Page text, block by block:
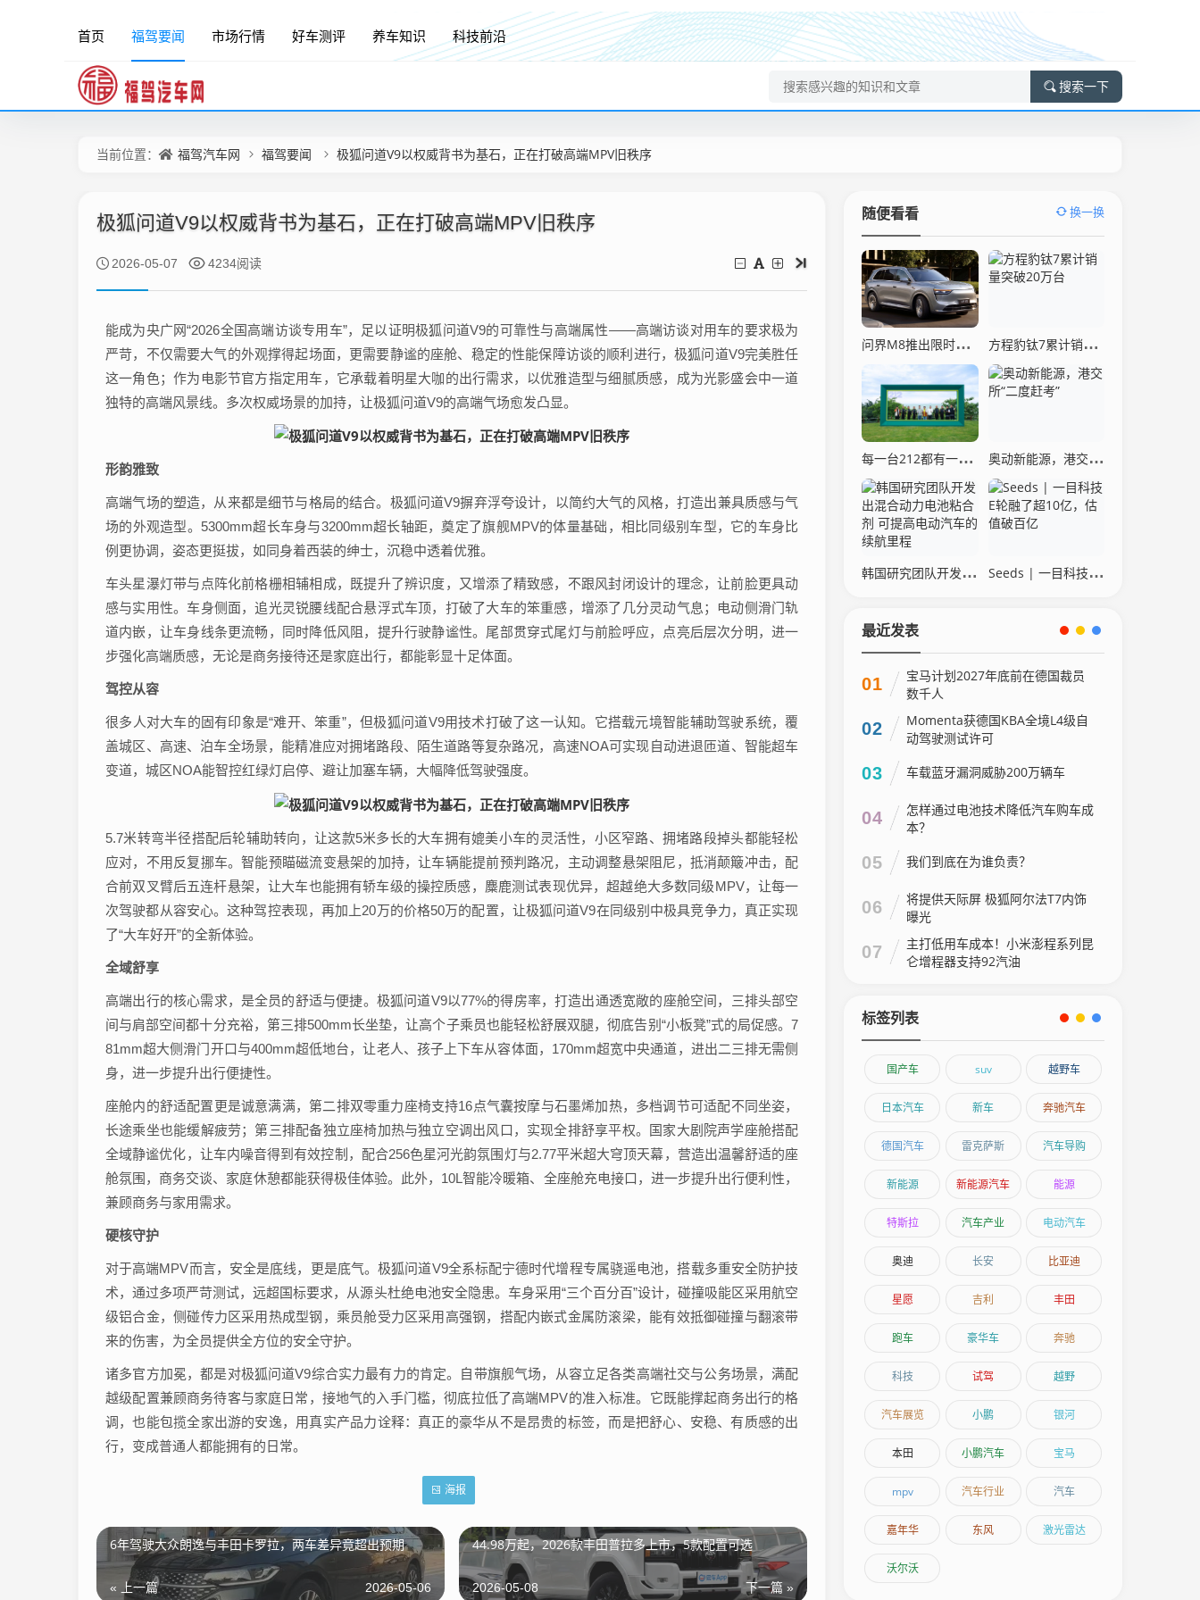
首页 福驾要闻 市场行情 好车测评 养车知识 科技前沿
搜索一下
当前位置： 福驾汽车网 福驾要闻 极狐问道V9以权威背书为基石，正在打破高端MPV旧秩序
极狐问道V9以权威背书为基石，正在打破高端MPV旧秩序
2026-05-07 4234阅读
能成为央广网“2026全国高端访谈专用车”，足以证明极狐问道V9的可靠性与高端属性——高端访谈对用车的要求极为
严苛，不仅需要大气的外观撑得起场面，更需要静谧的座舱、稳定的性能保障访谈的顺利进行，极狐问道V9完美胜任
这一角色；作为电影节官方指定用车，它承载着明星大咖的出行需求，以优雅造型与细腻质感，成为光影盛会中一道
独特的高端风景线。多次权威场景的加持，让极狐问道V9的高端气场愈发凸显。
形韵雅致
高端气场的塑造，从来都是细节与格局的结合。极狐问道V9摒弃浮夸设计，以简约大气的风格，打造出兼具质感与气
场的外观造型。5300mm超长车身与3200mm超长轴距，奠定了旗舰MPV的体量基础，相比同级别车型，它的车身比
例更协调，姿态更挺拔，如同身着西装的绅士，沉稳中透着优雅。
车头星瀑灯带与点阵化前格栅相辅相成，既提升了辨识度，又增添了精致感，不跟风封闭设计的理念，让前脸更具动
感与实用性。车身侧面，追光灵锐腰线配合悬浮式车顶，打破了大车的笨重感，增添了几分灵动气息；电动侧滑门轨
道内嵌，让车身线条更流畅，同时降低风阻，提升行驶静谧性。尾部贯穿式尾灯与前脸呼应，点亮后层次分明，进一
步强化高端质感，无论是商务接待还是家庭出行，都能彰显十足体面。
驾控从容
很多人对大车的固有印象是“难开、笨重”，但极狐问道V9用技术打破了这一认知。它搭载元境智能辅助驾驶系统，覆
盖城区、高速、泊车全场景，能精准应对拥堵路段、陌生道路等复杂路况，高速NOA可实现自动进退匝道、智能超车
变道，城区NOA能智控红绿灯启停、避让加塞车辆，大幅降低驾驶强度。
5.7米转弯半径搭配后轮辅助转向，让这款5米多长的大车拥有媲美小车的灵活性，小区窄路、拥堵路段掉头都能轻松
应对，不用反复挪车。智能预瞄磁流变悬架的加持，让车辆能提前预判路况，主动调整悬架阻尼，抵消颠簸冲击，配
合前双叉臂后五连杆悬架，让大车也能拥有轿车级的操控质感，麋鹿测试表现优异，超越绝大多数同级MPV，让每一
次驾驶都从容安心。这种驾控表现，再加上20万的价格50万的配置，让极狐问道V9在同级别中极具竞争力，真正实现
了“大车好开”的全新体验。
全域舒享
高端出行的核心需求，是全员的舒适与便捷。极狐问道V9以77%的得房率，打造出通透宽敞的座舱空间，三排头部空
间与肩部空间都十分充裕，第三排500mm长坐垫，让高个子乘员也能轻松舒展双腿，彻底告别“小板凳”式的局促感。7
81mm超大侧滑门开口与400mm超低地台，让老人、孩子上下车从容体面，170mm超宽中央通道，进出二三排无需侧
身，进一步提升出行便捷性。
座舱内的舒适配置更是诚意满满，第二排双零重力座椅支持16点气囊按摩与石墨烯加热，多档调节可适配不同坐姿，
长途乘坐也能缓解疲劳；第三排配备独立座椅加热与独立空调出风口，实现全排舒享平权。国家大剧院声学座舱搭配
全域静谧优化，让车内噪音得到有效控制，配合256色星河光韵氛围灯与2.77平米超大穹顶天幕，营造出温馨舒适的座
舱氛围，商务交谈、家庭休憩都能获得极佳体验。此外，10L智能冷暖箱、全座舱充电接口，进一步提升出行便利性，
兼顾商务与家用需求。
硬核守护
对于高端MPV而言，安全是底线，更是底气。极狐问道V9全系标配宁德时代增程专属骁遥电池，搭载多重安全防护技
术，通过多项严苛测试，远超国标要求，从源头杜绝电池安全隐患。车身采用“三个百分百”设计，碰撞吸能区采用航空
级铝合金，侧碰传力区采用热成型钢，乘员舱受力区采用高强钢，搭配内嵌式金属防滚梁，能有效抵御碰撞与翻滚带
来的伤害，为全员提供全方位的安全守护。
诸多官方加冕，都是对极狐问道V9综合实力最有力的肯定。自带旗舰气场，从容立足各类高端社交与公务场景，满配
越级配置兼顾商务待客与家庭日常，接地气的入手门槛，彻底拉低了高端MPV的准入标准。它既能撑起商务出行的格
调，也能包揽全家出游的安逸，用真实产品力诠释：真正的豪华从不是昂贵的标签，而是把舒心、安稳、有质感的出
行，变成普通人都能拥有的日常。
海报
6年驾驶大众朗逸与丰田卡罗拉，两车差异竟超出预期
« 上一篇 2026-05-06
44.98万起，2026款丰田普拉多上市，5款配置可选
下一篇 »
2026-05-08
随便看看 换一换
问界M8推出限时购车政策 至高享价值66000元权益 方程豹钛7累计销量突破20万台
每一台212都有一个环塔梦 环塔收官庆典见证功勋时刻！ 奥动新能源，港交所“二度赶考”
韩国研究团队开发出混合动力电池粘合剂 可提高电动汽车的续航里程 Seeds | 一目科技E轮融了超10亿，估值破百亿
最近发表
01
宝马计划2027年底前在德国裁员
数千人
02
Momenta获德国KBA全境L4级自
动驾驶测试许可
03 车载蓝牙漏洞威胁200万辆车
04
怎样通过电池技术降低汽车购车成
本？
05 我们到底在为谁负责？
06
将提供天际屏 极狐阿尔法T7内饰
曝光
07
主打低用车成本！小米澎程系列昆
仑增程器支持92汽油
标签列表
国产车 suv 越野车
日本汽车 新车 奔驰汽车
德国汽车 雷克萨斯 汽车导购
新能源 新能源汽车 能源
特斯拉 汽车产业 电动汽车
奥迪 长安 比亚迪
星愿 吉利 丰田
跑车 豪华车 奔驰
科技 试驾 越野
汽车展览 小鹏 银河
本田 小鹏汽车 宝马
mpv 汽车行业 汽车
嘉年华 东风 激光雷达
沃尔沃